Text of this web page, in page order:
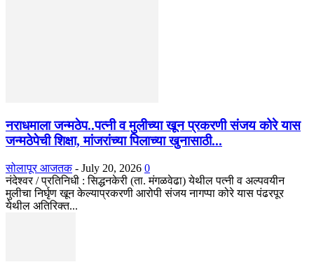
नराधमाला जन्मठेप..पत्नी व मुलीच्या खून प्रकरणी संजय कोरे यास
जन्मठेपेची शिक्षा, मांजरांच्या पिलाच्या खुनासाठी...
सोलापूर आजतक - July 20, 2026 0
नंदेश्वर / प्रतिनिधी : सिद्धनकेरी (ता. मंगळवेढा) येथील पत्नी व अल्पवयीन
मुलीचा निर्घृण खून केल्याप्रकरणी आरोपी संजय नागप्पा कोरे यास पंढरपूर
येथील अतिरिक्त...